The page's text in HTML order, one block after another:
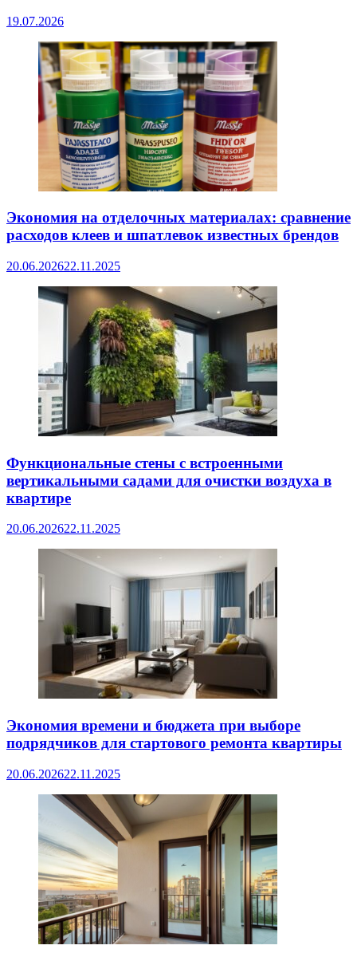
19.07.2026
Экономия на отделочных материалах: сравнение
расходов клеев и шпатлевок известных брендов
20.06.202622.11.2025
Функциональные стены с встроенными
вертикальными садами для очистки воздуха в
квартире
20.06.202622.11.2025
Экономия времени и бюджета при выборе
подрядчиков для стартового ремонта квартиры
20.06.202622.11.2025